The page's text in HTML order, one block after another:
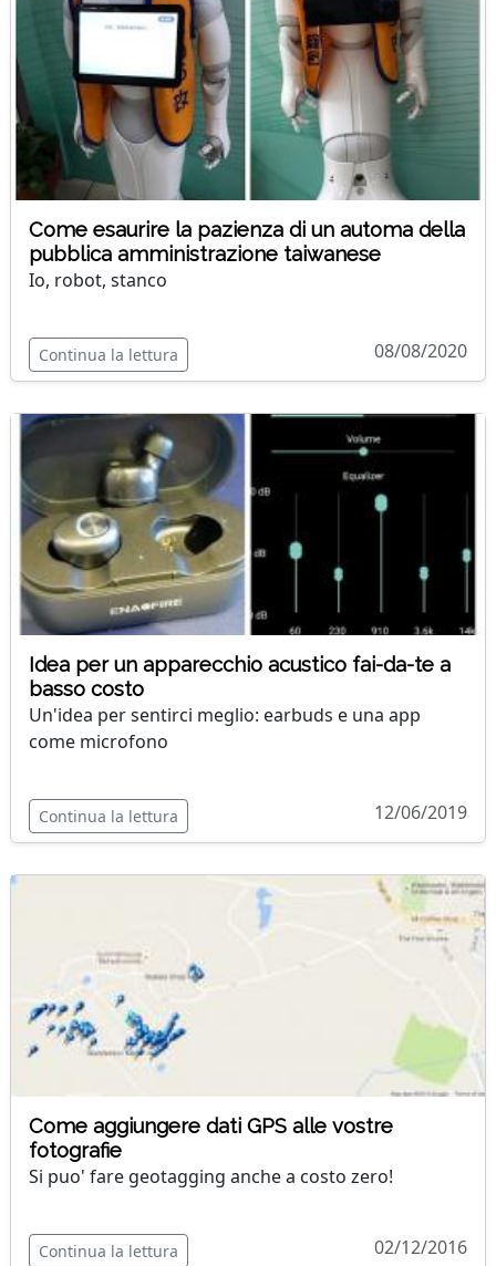
Come esaurire la pazienza di un automa della
pubblica amministrazione taiwanese
Io, robot, stanco
Continua la lettura 08/08/2020
Idea per un apparecchio acustico fai-da-te a
basso costo
Un'idea per sentirci meglio: earbuds e una app
come microfono
Continua la lettura 12/06/2019
Come aggiungere dati GPS alle vostre
fotografie
Si puo' fare geotagging anche a costo zero!
Continua la lettura 02/12/2016